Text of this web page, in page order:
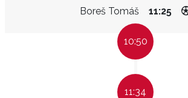
Boreš Tomáš 11:25
10:50
11:34